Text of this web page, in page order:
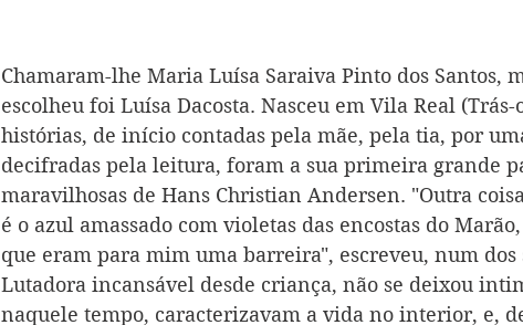
Chamaram-lhe Maria Luísa Saraiva Pinto dos Santos,
escolheu foi Luísa Dacosta. Nasceu em Vila Real (Trás-
histórias, de início contadas pela mãe, pela tia, por
decifradas pela leitura, foram a sua primeira grande
maravilhosas de Hans Christian Andersen. "Outra
é o azul amassado com violetas das encostas do
que eram para mim uma barreira", escreveu, num dos
Lutadora incansável desde criança, não se deixou
naquele tempo, caracterizavam a vida no interior, e,